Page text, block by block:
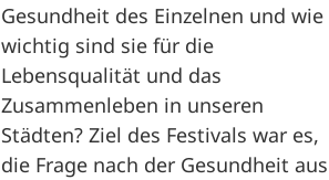
Gesundheit des Einzelnen und wie
wichtig sind sie für die
Lebensqualität und das
Zusammenleben in unseren
Städten? Ziel des Festivals war es,
die Frage nach der Gesundheit aus